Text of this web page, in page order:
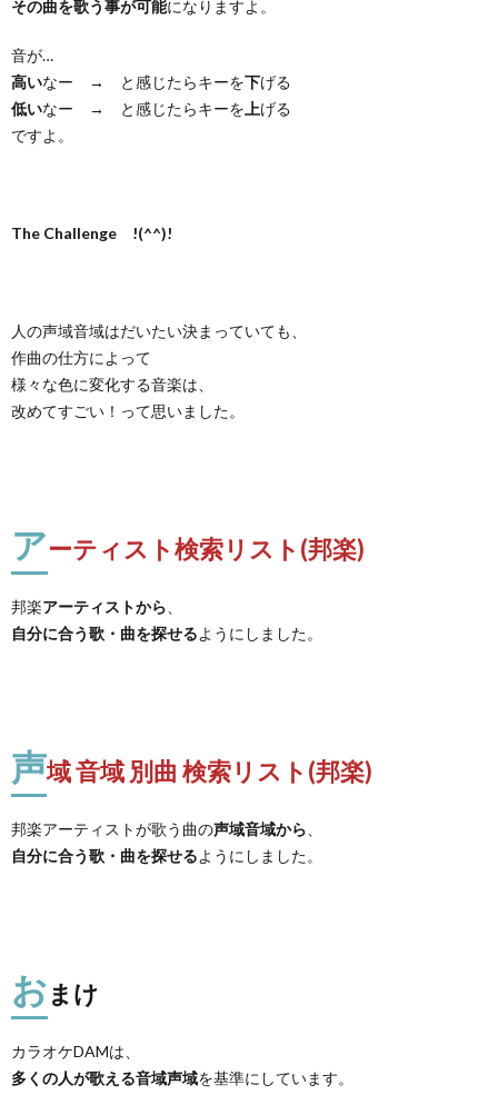
その曲を歌う事が可能になりますよ。
音が…
高いなー → と感じたらキーを下げる
低いなー → と感じたらキーを 上げる
ですよ。
The Challenge !(^^)!
人の声域音域はだいたい決まっていても、
作曲の仕方によって
様々な色に変化する音楽は、
改めてすごい！って思いました。
アーティスト検索リスト(邦楽)
邦楽アーティストから
自分に合う歌・曲を探せるようにしました。
声域 音域 別曲 検索リスト(邦楽)
邦楽アーティストが歌う曲の声域音域から
自分に合う歌・曲を探せるようにしました。
おまけ
カラオケDAMは、
多くの人が歌える音域声域を基準にしています。